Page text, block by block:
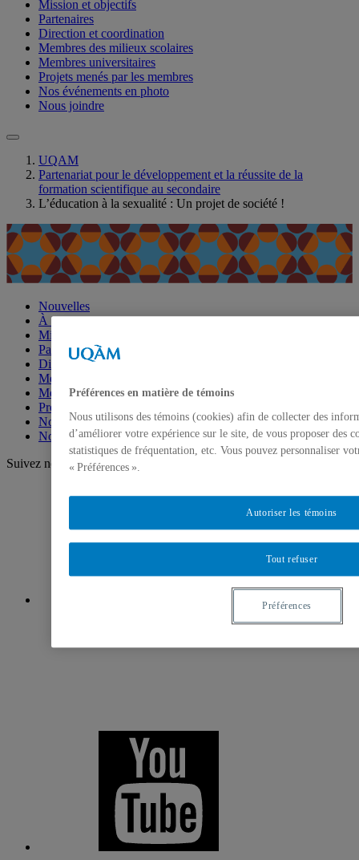
Mission et objectifs
Partenaires
Direction et coordination
Membres des milieux scolaires
Membres universitaires
Projets menés par les membres
Nos événements en photo
Nous joindre
UQAM
Partenariat pour le développement et la réussite de la
formation scientifique au secondaire
L’éducation à la sexualité : Un projet de société !
Nouvelles
À propos
Mission et objectifs
Partenaires
Direction et coordination
Membres des milieux scolaires
Membres universitaires
Projets menés par les membres
Nos événements en photo
Nous joindre
Suivez nous!
Préférences en matière de témoins
Nous utilisons des témoins (cookies) afin de collecter des
d’améliorer votre expérience sur le site, de vous proposer des
statistiques de fréquentation, etc. Vous pouvez personnaliser
« Préférences ».
Tout refuser
Autoriser les témoins
Préférences